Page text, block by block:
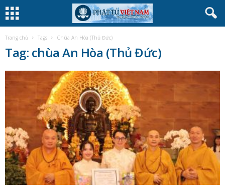
Trang chủ Tags Chùa An Hòa (Thủ Đức)
Tag: chùa An Hòa (Thủ Đức)